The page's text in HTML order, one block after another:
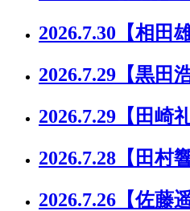
2026.7.30 【相田
2026.7.29 【黒田
2026.7.29 【田崎
2026.7.28 【田村
2026.7.26 【佐藤